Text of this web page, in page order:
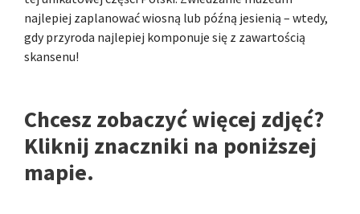
najlepiej zaplanować wiosną lub późną jesienią – wtedy,
gdy przyroda najlepiej komponuje się z zawartością
skansenu!
Chcesz zobaczyć więcej zdjęć?
Kliknij znaczniki na poniższej
mapie.